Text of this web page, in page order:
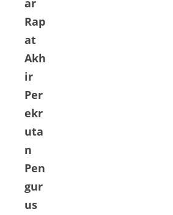
ar
Rap
at
Akh
ir
Per
ekr
uta
n
Pen
gur
us